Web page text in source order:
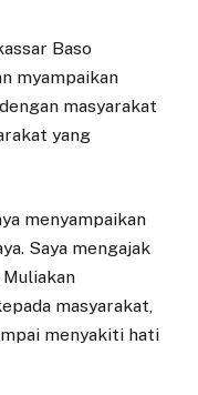
Baso
myampaikan
masyarakat
yang
menyampaikan
Saya mengajak
masyarakat,
menyakiti hati